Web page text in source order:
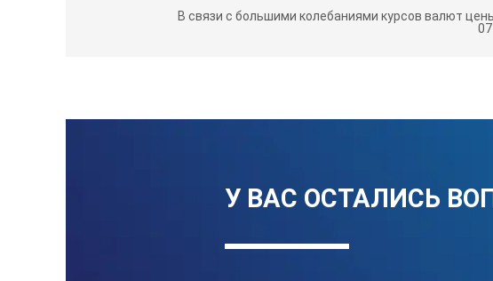
В связи с большими колебаниями курсов валют
У ВАС ОСТАЛИСЬ